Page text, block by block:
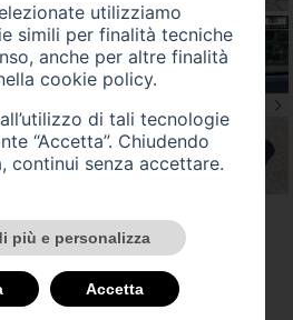
utilizziamo
simili per finalità tecniche
anche per altre finalità
cookie policy.
di tali tecnologie
“Accetta”. Chiudendo
continui senza accettare.
più e personalizza
Accetta